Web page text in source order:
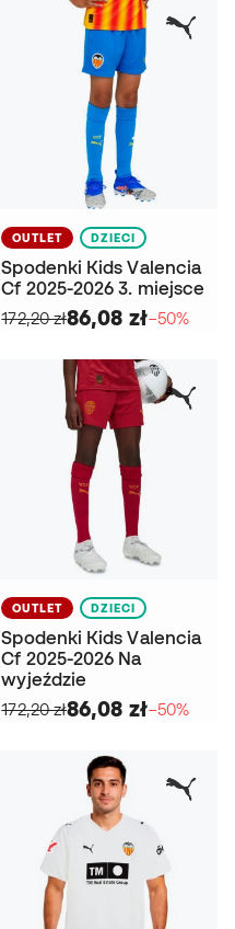
OUTLET DZIECI
Spodenki Kids Valencia
Cf 2025-2026 3. miejsce
172,20 zł86,08 zł−50%
OUTLET DZIECI
Spodenki Kids Valencia
Cf 2025-2026 Na
wyjeździe
172,20 zł86,08 zł−50%